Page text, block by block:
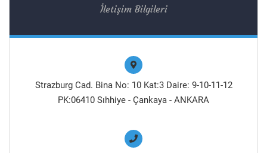
İletişim Bilgileri
Strazburg Cad. Bina No: 10 Kat:3 Daire: 9-10-11-12
PK:06410 Sıhhiye - Çankaya - ANKARA